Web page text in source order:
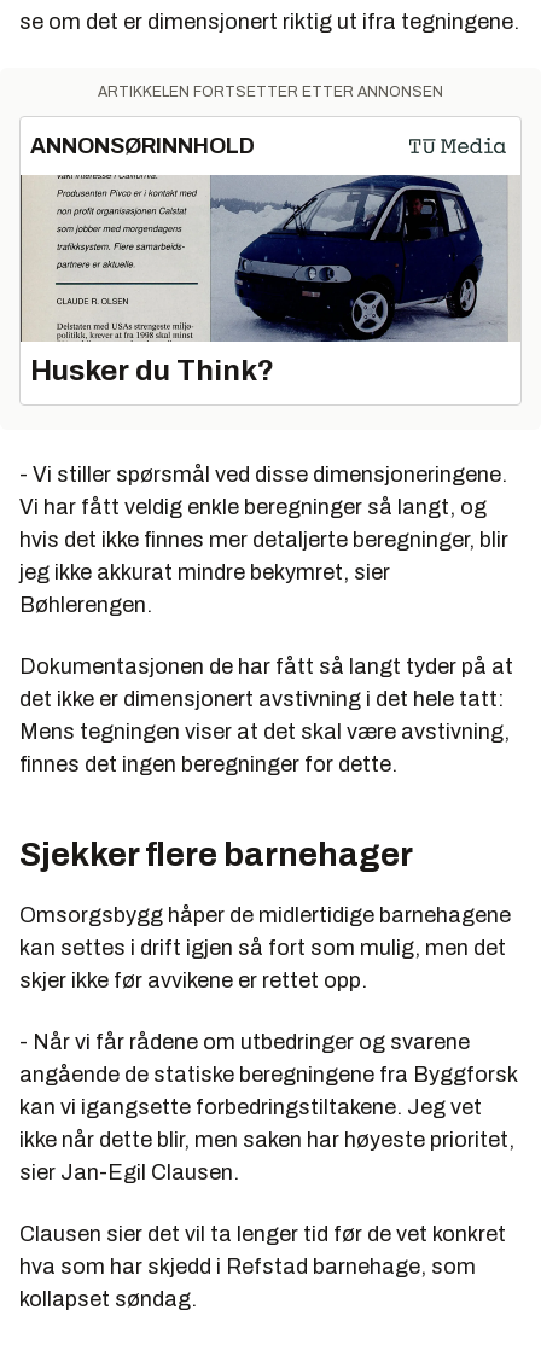
se om det er dimensjonert riktig ut ifra tegningene.
ARTIKKELEN FORTSETTER ETTER ANNONSEN
ANNONSØRINNHOLD
Husker du Think?
- Vi stiller spørsmål ved disse dimensjoneringene.
Vi har fått veldig enkle beregninger så langt, og
hvis det ikke finnes mer detaljerte beregninger, blir
jeg ikke akkurat mindre bekymret, sier
Bøhlerengen.
Dokumentasjonen de har fått så langt tyder på at
det ikke er dimensjonert avstivning i det hele tatt:
Mens tegningen viser at det skal være avstivning,
finnes det ingen beregninger for dette.
Sjekker flere barnehager
Omsorgsbygg håper de midlertidige barnehagene
kan settes i drift igjen så fort som mulig, men det
skjer ikke før avvikene er rettet opp.
- Når vi får rådene om utbedringer og svarene
angående de statiske beregningene fra Byggforsk
kan vi igangsette forbedringstiltakene. Jeg vet
ikke når dette blir, men saken har høyeste prioritet,
sier Jan-Egil Clausen.
Clausen sier det vil ta lenger tid før de vet konkret
hva som har skjedd i Refstad barnehage, som
kollapset søndag.